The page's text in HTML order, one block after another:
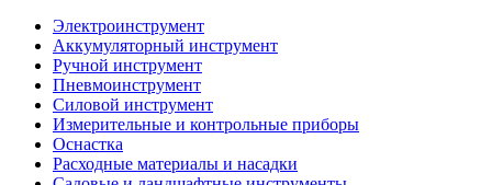
Электроинструмент
Аккумуляторный инструмент
Ручной инструмент
Пневмоинструмент
Силовой инструмент
Измерительные и контрольные приборы
Оснастка
Расходные материалы и насадки